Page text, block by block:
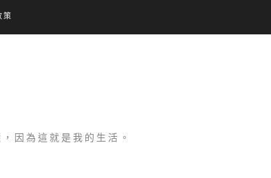
策
因為這就是我的生活。